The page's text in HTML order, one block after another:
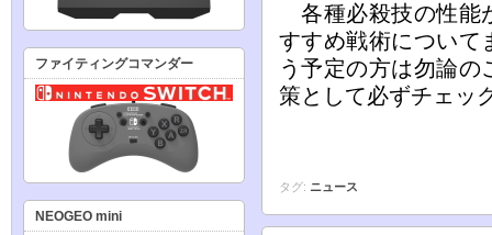
各種必殺技の性能
すすめ戦術について
う予定の方は勿論
策として必ずチェッ
タグ: ニュース
ファイティングコマンダー
NEOGEO mini